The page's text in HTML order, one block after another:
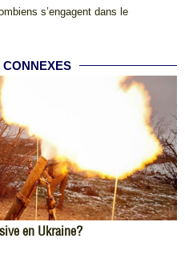
s’engagent dans le
CONNEXES
en Ukraine?